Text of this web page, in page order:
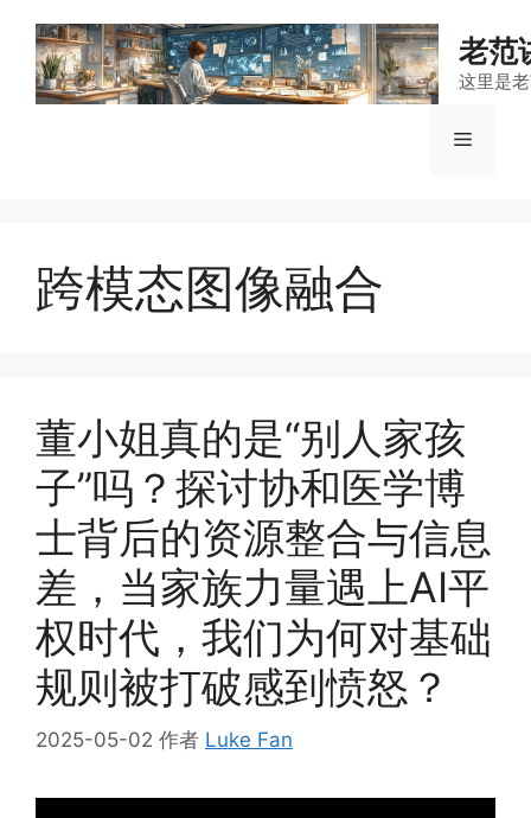
老范
这里是
菜
跨模态图像融合
董小姐真的是“别人家孩
子”吗？探讨协和医学博
士背后的资源整合与信息
差，当家族力量遇上AI平
权时代，我们为何对基础
规则被打破感到愤怒？
2025-05-02 作者 Luke Fan